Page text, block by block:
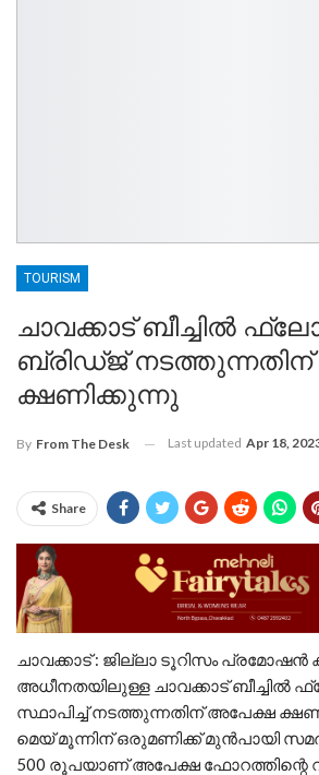
TOURISM
ചാവക്കാട് ബീച്ചിൽ
ബ്രിഡ്ജ്
ക്ഷണിക്കുന്നു
By From The Desk Last updated Apr 18,
Share
ചാവക്കാട് : ജില്ലാ ടൂറിസം പ്രമോഷൻ
അധീനതയിലുള്ള ചാവക്കാട് ബീച്ചിൽ
സ്ഥാപിച്ച് നടത്തുന്നതിന് അപേക്ഷ
മെയ് മൂന്നിന് ഒരുമണിക്ക് മുൻപായി
500 രൂപയാണ് അപേക്ഷ ഫോറത്തിന്റെ